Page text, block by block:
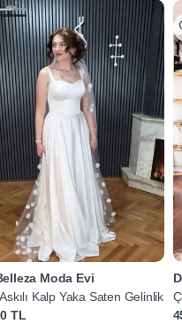
Moda Evi
Kalp Yaka Saten Gelinlik
TL